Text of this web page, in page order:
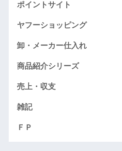
ポイントサイト
ヤフーショッピング
卸・メーカー仕入れ
商品紹介シリーズ
売上・収支
雑記
ＦＰ